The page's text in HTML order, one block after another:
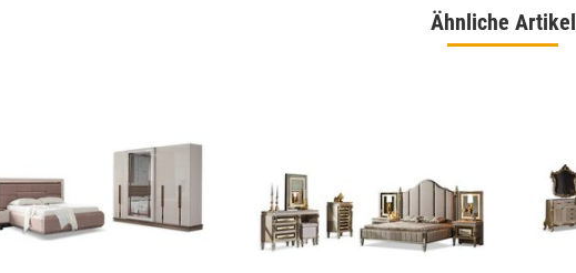
Ähnliche Artikel
295,99 € 34,99 € *